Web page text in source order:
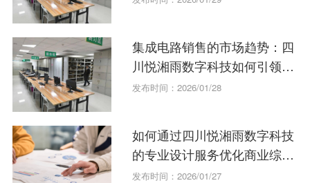
集成电路销售的市场趋势：四
川悦湘雨数字科技如何引领行
业？
发布时间：2026/01/28
如何通过四川悦湘雨数字科技
的专业设计服务优化商业综合
体管理？
发布时间：2026/01/27